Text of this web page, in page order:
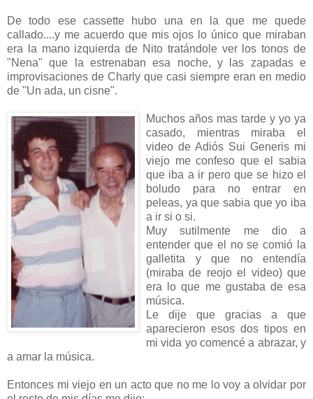
De todo ese cassette hubo una en la que me quede
callado....y me acuerdo que mis ojos lo único que miraban
era la mano izquierda de Nito tratándole ver los tonos de
"Nena" que la estrenaban esa noche, y las zapadas e
improvisaciones de Charly que casi siempre eran en medio
de "Un ada, un cisne".
Muchos años mas tarde y yo ya
casado, mientras miraba el
video de Adiós Sui Generis mi
viejo me confeso que el sabia
que iba a ir pero que se hizo el
boludo para no entrar en
peleas, ya que sabia que yo iba
a ir si o si.
Muy sutilmente me dio a
entender que el no se comió la
galletita y que no entendía
(miraba de reojo el video) que
era lo que me gustaba de esa
música.
Le dije que gracias a que
aparecieron esos dos tipos en
mi vida yo comencé a abrazar, y
a amar la música.
Entonces mi viejo en un acto que no me lo voy a olvidar por